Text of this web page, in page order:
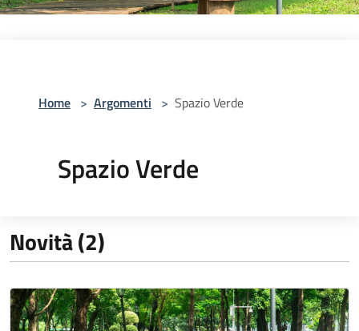
Home > Argomenti > Spazio Verde
Spazio Verde
Novità (2)